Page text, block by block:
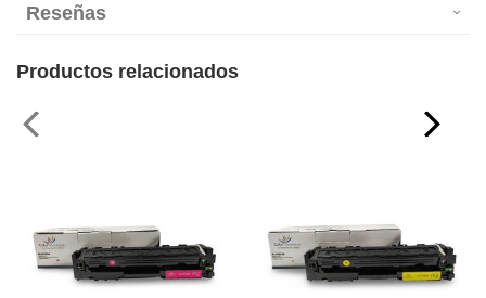
Reseñas
Productos relacionados